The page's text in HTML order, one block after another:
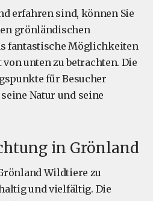
erfahren sind, können Sie
grönländischen
fantastische Möglichkeiten
unten zu betrachten. Die
für Besucher
Natur und seine
in Grönland
Wildtiere zu
und vielfältig. Die